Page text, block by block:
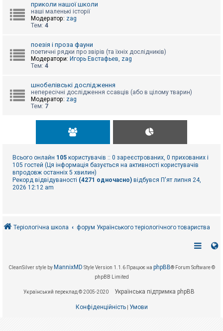
приколи нашої школи
наші маленькі історії
Модератор: zag
Тем: 4
поезія і проза фауни
поетичні рядки про звірів (та їхніх дослідників)
Модератори: Игорь Евстафьев, zag
Тем: 4
шнобелівські дослідження
непересічні дослідження ссавців (або в цілому тварин)
Модератор: zag
Тем: 7
Всього онлайн 105 користувачів :: 0 зареєстрованих, 0 прихованих і
105 гостей (Ця інформація базується на активності користувачів
впродовж останніх 5 хвилин)
Рекорд відвідуваності (4271 одночасно) відбувся П'ят липня 24,
2026 12:12 am
Теріологічна школа форум Українського теріологічного товариства
CleanSilver style by MannixMD Style Version 1.1.6 Працює на phpBB® Forum Software ©
phpBB Limited
Український переклад © 2005-2020 Українська підтримка phpBB
Конфіденційність| Умови